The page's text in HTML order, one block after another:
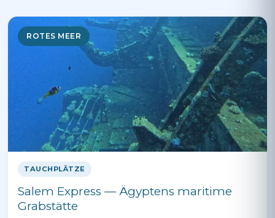
ROTES MEER
TAUCHPLÄTZE
Salem Express — Ägyptens maritime
Grabstätte